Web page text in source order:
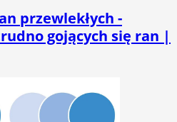
przewlekłych -
gojących się ran |